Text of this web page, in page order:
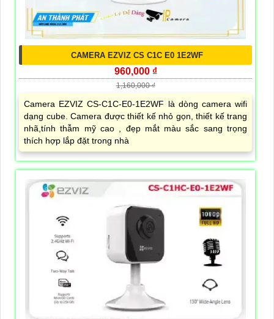
CAMERA EZVIZ CS C1C E0 1E2WF
960,000 ₫
1,160,000 ₫
Camera EZVIZ CS-C1C-E0-1E2WF là dòng camera wifi
dạng cube. Camera được thiết kế nhỏ gọn, thiết kế trang
nhã,tính thẫm mỹ cao , đẹp mắt màu sắc sang trọng
thích hợp lắp đặt trong nhà